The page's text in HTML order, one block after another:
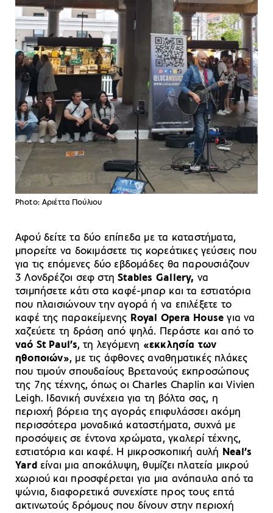
Photo: Αριέττα Πούλιου
Αφού δείτε τα δύο επίπεδα με τα καταστήματα,
μπορείτε να δοκιμάσετε τις κορεάτικες γεύσεις που
για τις επόμενες δύο εβδομάδες θα παρουσιάζουν
3 Λονδρέζοι σεφ στηStables Gallery, να
τσιμπήσετε κάτι στα καφέ-μπαρ και τα εστιατόρια
που πλαισιώνουν την αγορά ή να επιλέξετε το
καφέ της παρακείμενης Royal Opera House για να
χαζεύετε τη δράση από ψηλά. Περάστε και από το
ναό St Paul’s, τη λεγόμενη «εκκλησία των
ηθοποιών», με τις άφθονες αναθηματικές πλάκες
που τιμούν σπουδαίους Βρετανούς εκπροσώπους
της 7ης τέχνης, όπως οι Charles Chaplin και Vivien
Leigh. Ιδανική συνέχεια για τη βόλτα σας, η
περιοχή βόρεια της αγοράς επιφυλάσσει ακόμη
περισσότερα μοναδικά καταστήματα, συχνά με
προσόψεις σε έντονα χρώματα, γκαλερί τέχνης,
εστιατόρια και καφέ. Η μικροσκοπική αυλή Neal’s
Yard είναι μια αποκάλυψη, θυμίζει πλατεία μικρού
χωριού και προσφέρεται για μια ανάπαυλα από τα
ψώνια, διαφορετικά συνεχίστε προς τους επτά
ακτινωτούς δρόμους που δίνουν στην περιοχή